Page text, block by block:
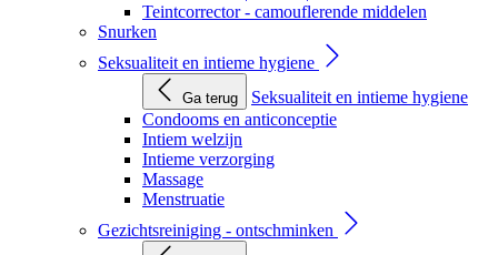
Teintcorrector - camouflerende middelen
Snurken
Seksualiteit en intieme hygiene
Ga terug
Seksualiteit en intieme hygiene
Condooms en anticonceptie
Intiem welzijn
Intieme verzorging
Massage
Menstruatie
Gezichtsreiniging - ontschminken